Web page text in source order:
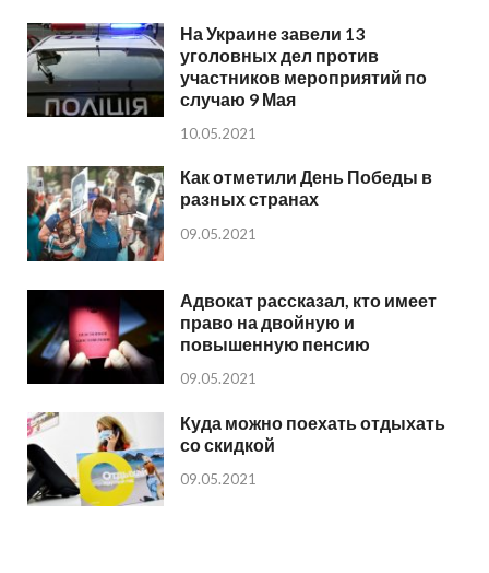
На Украине завели 13
уголовных дел против
участников мероприятий по
случаю 9 Мая
10.05.2021
Как отметили День Победы в
разных странах
09.05.2021
Адвокат рассказал, кто имеет
право на двойную и
повышенную пенсию
09.05.2021
Куда можно поехать отдыхать
со скидкой
09.05.2021